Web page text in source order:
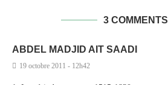
3 COMMENTS
ABDEL MADJID AIT SAADI
19 octobre 2011 - 12h42